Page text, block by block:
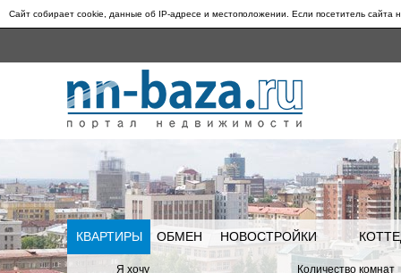
Сайт собирает cookie, данные об IP-адресе и местоположении. Если посетитель сайта
КВАРТИРЫ ОБМЕН НОВОСТРОЙКИ
Я хочу
Количество комнат